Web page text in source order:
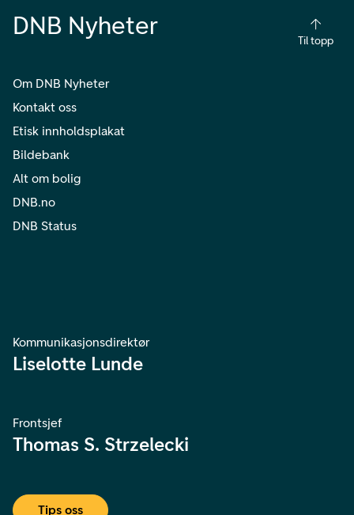
DNB Nyheter
Til topp
Om DNB Nyheter
Kontakt oss
Etisk innholdsplakat
Bildebank
Alt om bolig
DNB.no
DNB Status
Kommunikasjonsdirektør
Liselotte Lunde
Frontsjef
Thomas S. Strzelecki
Tips oss